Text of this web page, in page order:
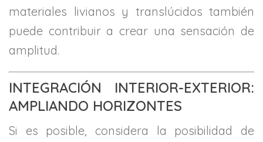
materiales livianos y translúcidos también
puede contribuir a crear una sensación de
amplitud.
INTEGRACIÓN INTERIOR-EXTERIOR:
AMPLIANDO HORIZONTES
Si es posible, considera la posibilidad de